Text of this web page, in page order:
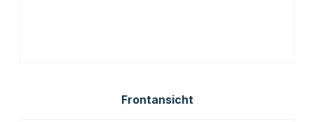
Frontansicht